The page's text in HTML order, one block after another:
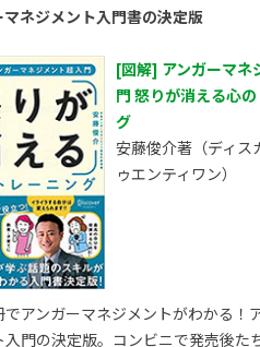
マネジメント入門書の決定版
[図解] アンガーマネ
門 怒りが消える心
グ
安藤俊介著（ディス
ゥエンティワン）
でアンガーマネジメントがわかる！
入門の決定版。コンビニで発売後た